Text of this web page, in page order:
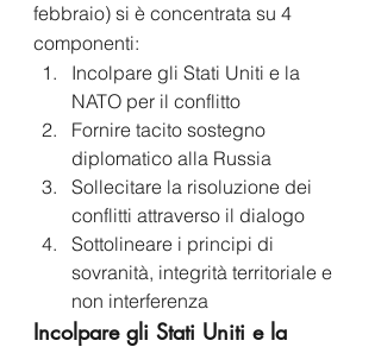
febbraio) si è concentrata su 4
componenti:
Incolpare gli Stati Uniti e la
NATO per il conflitto
Fornire tacito sostegno
diplomatico alla Russia
Sollecitare la risoluzione dei
conflitti attraverso il dialogo
Sottolineare i principi di
sovranità, integrità territoriale e
non interferenza
Incolpare gli Stati Uniti e la